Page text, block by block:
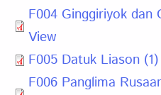
F004 Ginggiriyok dan
View
F005 Datuk Liason (1)
F006 Panglima